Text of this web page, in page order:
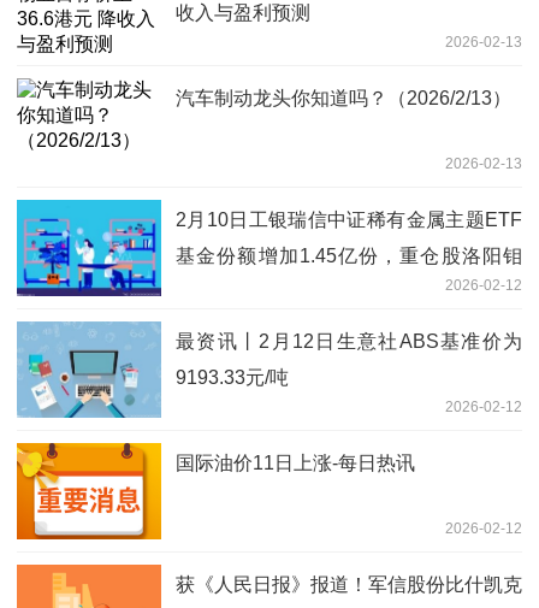
收入与盈利预测
2026-02-13
汽车制动龙头你知道吗？（2026/2/13）
2026-02-13
2月10日工银瑞信中证稀有金属主题ETF
基金份额增加1.45亿份，重仓股洛阳钼
2026-02-12
最资讯丨2月12日生意社ABS基准价为
9193.33元/吨
2026-02-12
国际油价11日上涨-每日热讯
2026-02-12
获《人民日报》报道！军信股份比什凯克